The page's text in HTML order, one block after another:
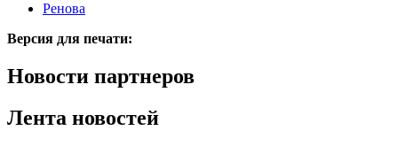
Ренова
Версия для печати:
Новости партнеров
Лента новостей